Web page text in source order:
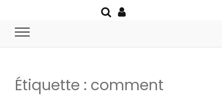
Étiquette : comment